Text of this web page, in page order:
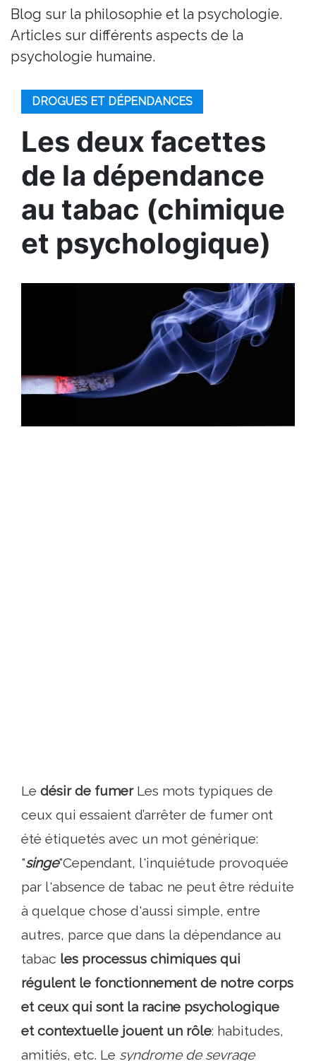
Blog sur la philosophie et la psychologie.
Articles sur différents aspects de la
psychologie humaine.
DROGUES ET DÉPENDANCES
Les deux facettes
de la dépendance
au tabac (chimique
et psychologique)
Le désir de fumerLes mots typiques de
ceux qui essaient d’arrêter de fumer ont
été étiquetés avec un mot générique:
"singe"Cependant, l'inquiétude provoquée
par l'absence de tabac ne peut être réduite
à quelque chose d'aussi simple, entre
autres, parce que dans la dépendance au
tabac les processus chimiques qui
régulent le fonctionnement de notre corps
et ceux qui sont la racine psychologique
et contextuelle jouent un rôle: habitudes,
amitiés, etc. Le syndrome de sevrage